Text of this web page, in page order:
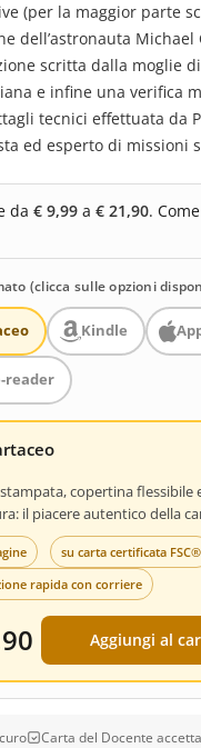
(per la maggior parte
dell’astronauta Michael
scritta dalla moglie
e infine una verifica
tecnici effettuata da
ed esperto di missioni
da € 9,99a € 21,90.
(clicca sulle opzioni
Kindle
reader
copertina flessibile
il piacere autentico della
su carta certificata FSC®
rapida con corriere
Aggiungi al
Carta del Docente